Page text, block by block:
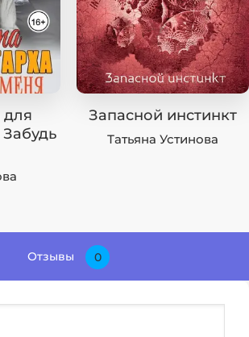
для
Запасной инстинкт
Татьяна Устинова
Отзывы 0